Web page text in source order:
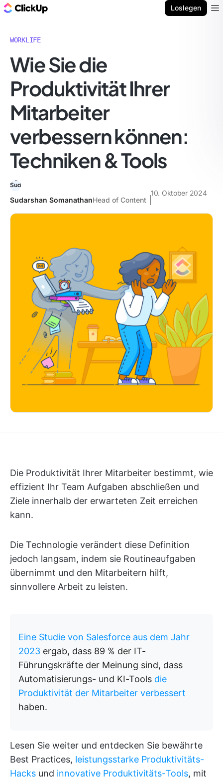
Loslegen
WORKLIFE
Wie Sie die
Produktivität Ihrer
Mitarbeiter
verbessern können:
Techniken & Tools
Sudarshan SomanathanHead of Content
10. Oktober 2024
Die Produktivität Ihrer Mitarbeiter bestimmt, wie
effizient Ihr Team Aufgaben abschließen und
Ziele innerhalb der erwarteten Zeit erreichen
kann.
Die Technologie verändert diese Definition
jedoch langsam, indem sie Routineaufgaben
übernimmt und den Mitarbeitern hilft,
sinnvollere Arbeit zu leisten.
Eine Studie von Salesforce aus dem Jahr
2023 ergab, dass 89 % der IT-
Führungskräfte der Meinung sind, dass
Automatisierungs- und KI-Tools die
Produktivität der Mitarbeiter verbessert
haben.
Lesen Sie weiter und entdecken Sie bewährte
Best Practices, leistungsstarke Produktivitäts-
Hacks und innovative Produktivitäts-Tools, mit